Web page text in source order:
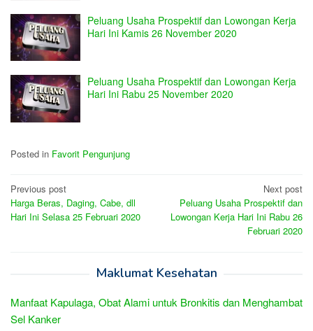
Peluang Usaha Prospektif dan Lowongan Kerja
Hari Ini Kamis 26 November 2020
Peluang Usaha Prospektif dan Lowongan Kerja
Hari Ini Rabu 25 November 2020
Posted in Favorit Pengunjung
Post
navigation
Previous post
Harga Beras, Daging, Cabe, dll
Hari Ini Selasa 25 Februari 2020
Next post
Peluang Usaha Prospektif dan
Lowongan Kerja Hari Ini Rabu 26
Februari 2020
Maklumat Kesehatan
Manfaat Kapulaga, Obat Alami untuk Bronkitis dan Menghambat
Sel Kanker